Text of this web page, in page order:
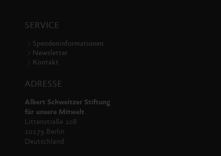
SERVICE
Spendeninformationen
Newsletter
Kontakt
ADRESSE
Albert Schweitzer Stiftung
für unsere Mitwelt
Littenstraße 108
10179 Berlin
Deutschland